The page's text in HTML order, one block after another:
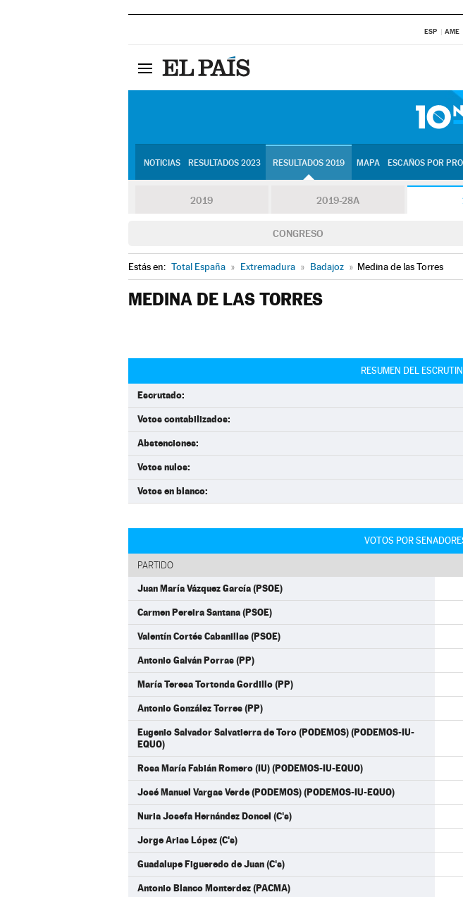
ESP AME
NOTICIAS RESULTADOS 2023 RESULTADOS 2019 MAPA ESCAÑOS POR
2019 2019-28A
CONGRESO
Estás en: Total España » Extremadura » Badajoz » Medina de las Torres
MEDINA DE LAS TORRES
RESUMEN DEL
Escrutado:
Votos contabilizados:
Abstenciones:
Votos nulos:
Votos en blanco:
VOTOS POR
PARTIDO
Juan María Vázquez García (PSOE)
Carmen Pereira Santana (PSOE)
Valentín Cortés Cabanillas (PSOE)
Antonio Galván Porras (PP)
María Teresa Tortonda Gordillo (PP)
Antonio González Torres (PP)
Eugenio Salvador Salvatierra de Toro (PODEMOS) (PODEMOS-IU-
EQUO)
Rosa María Fabián Romero (IU) (PODEMOS-IU-EQUO)
José Manuel Vargas Verde (PODEMOS) (PODEMOS-IU-EQUO)
Nuria Josefa Hernández Doncel (C's)
Jorge Arias López (C's)
Guadalupe Figueredo de Juan (C's)
Antonio Blanco Monterdez (PACMA)